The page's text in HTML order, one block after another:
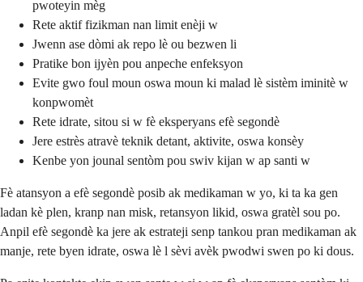
pwoteyin mèg
Rete aktif fizikman nan limit enèji w
Jwenn ase dòmi ak repo lè ou bezwen li
Pratike bon ijyèn pou anpeche enfeksyon
Evite gwo foul moun oswa moun ki malad lè sistèm iminitè w
konpwomèt
Rete idrate, sitou si w fè eksperyans efè segondè
Jere estrès atravè teknik detant, aktivite, oswa konsèy
Kenbe yon jounal sentòm pou swiv kijan w ap santi w
Fè atansyon a efè segondè posib ak medikaman w yo, ki ta ka gen
ladan kè plen, kranp nan misk, retansyon likid, oswa gratèl sou po.
Anpil efè segondè ka jere ak estrateji senp tankou pran medikaman ak
manje, rete byen idrate, oswa lè l sèvi avèk pwodwi swen po ki dous.